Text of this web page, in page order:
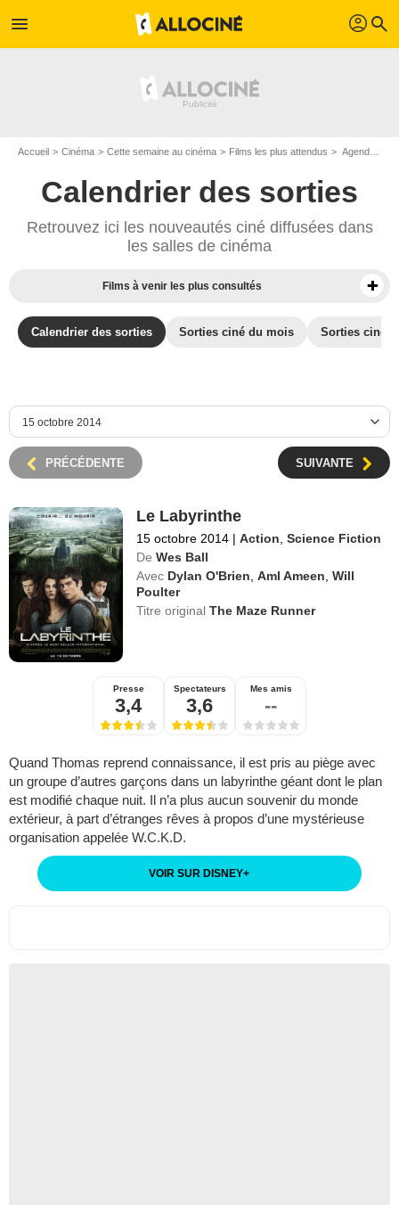
menu profil search
Accueil Cinéma Cette semaine au cinéma Films les plus attendus Agenda cinéma : Films du 15 octobre 2014
Calendrier des sorties
Retrouvez ici les nouveautés ciné diffusées dans
les salles de cinéma
Films à venir les plus consultés
Calendrier des sorties Sorties ciné du mois Sorties ciné
PRÉCÉDENTE SUIVANTE
Le Labyrinthe
15 octobre 2014 | Action ,Science Fiction
De Wes Ball
Avec Dylan O'Brien ,Aml Ameen ,Will
Poulter
Titre originalThe Maze Runner
Presse
3,4
Spectateurs
3,6
Mes amis
--
Quand Thomas reprend connaissance, il est pris au piège avec
un groupe d’autres garçons dans un labyrinthe géant dont le plan
est modifié chaque nuit. Il n’a plus aucun souvenir du monde
extérieur, à part d’étranges rêves à propos d’une mystérieuse
organisation appelée W.C.K.D.
VOIR SUR DISNEY+